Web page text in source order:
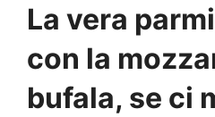
La vera
con la
bufala, se ci